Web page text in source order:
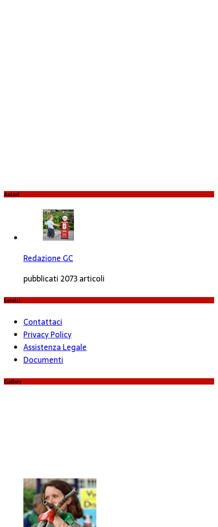
Autori
Redazione GC
pubblicati 2073 articoli
Servizi
Contattaci
Privacy Policy
Assistenza Legale
Documenti
Gallery